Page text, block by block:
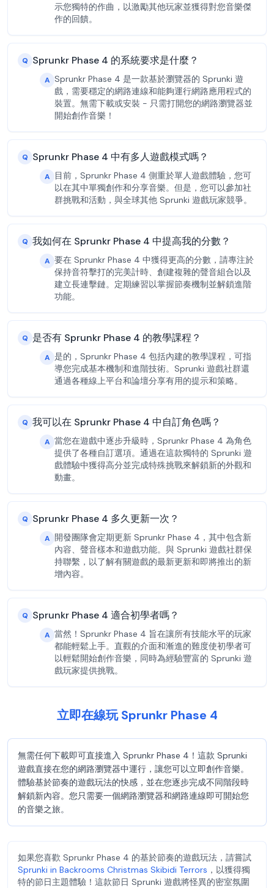
示您獨特的作曲，以激勵其他玩家並獲得對您音樂傑
作的回饋。
Q Sprunkr Phase 4 的系統要求是什麼？
A Sprunkr Phase 4 是一款基於瀏覽器的 Sprunki 遊
戲，需要穩定的網路連線和能夠運行網路應用程式的
裝置。無需下載或安裝 - 只需打開您的網路瀏覽器並
開始創作音樂！
Q Sprunkr Phase 4 中有多人遊戲模式嗎？
A
目前，Sprunkr Phase 4 側重於單人遊戲體驗，您可
以在其中單獨創作和分享音樂。但是，您可以參加社
群挑戰和活動，與全球其他 Sprunki 遊戲玩家競爭。
Q 我如何在 Sprunkr Phase 4 中提高我的分數？
A 要在 Sprunkr Phase 4 中獲得更高的分數，請專注於
保持音符擊打的完美計時、創建複雜的聲音組合以及
建立長連擊鏈。定期練習以掌握節奏機制並解鎖進階
功能。
Q 是否有 Sprunkr Phase 4 的教學課程？
A 是的，Sprunkr Phase 4 包括內建的教學課程，可指
導您完成基本機制和進階技術。Sprunki 遊戲社群還
通過各種線上平台和論壇分享有用的提示和策略。
Q 我可以在 Sprunkr Phase 4 中自訂角色嗎？
A 當您在遊戲中逐步升級時，Sprunkr Phase 4 為角色
提供了各種自訂選項。通過在這款獨特的 Sprunki 遊
戲體驗中獲得高分並完成特殊挑戰來解鎖新的外觀和
動畫。
Q Sprunkr Phase 4 多久更新一次？
A 開發團隊會定期更新 Sprunkr Phase 4，其中包含新
內容、聲音樣本和遊戲功能。與 Sprunki 遊戲社群保
持聯繫，以了解有關遊戲的最新更新和即將推出的新
增內容。
Q Sprunkr Phase 4 適合初學者嗎？
A 當然！Sprunkr Phase 4 旨在讓所有技能水平的玩家
都能輕鬆上手。直觀的介面和漸進的難度使初學者可
以輕鬆開始創作音樂，同時為經驗豐富的 Sprunki 遊
戲玩家提供挑戰。
立即在線玩 Sprunkr Phase 4
無需任何下載即可直接進入 Sprunkr Phase 4！這款 Sprunki
遊戲直接在您的網路瀏覽器中運行，讓您可以立即創作音樂。
體驗基於節奏的遊戲玩法的快感，並在您逐步完成不同階段時
解鎖新內容。您只需要一個網路瀏覽器和網路連線即可開始您
的音樂之旅。
如果您喜歡 Sprunkr Phase 4 的基於節奏的遊戲玩法，請嘗試
Sprunki in Backrooms Christmas Skibidi Terrors ，以獲得獨
特的節日主題體驗！這款節日 Sprunki 遊戲將怪異的密室氛圍